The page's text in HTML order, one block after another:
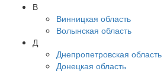
В
Винницкая область
Волынская область
Д
Днепропетровская область
Донецкая область